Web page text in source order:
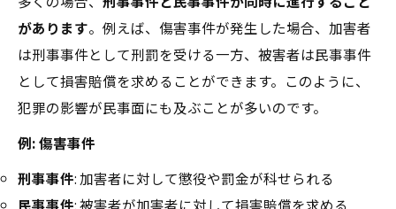
があります。例えば、傷害事件が発生した場合、加害者
は刑事事件として刑罰を受ける一方、被害者は民事事件
として損害賠償を求めることができます。このように、
犯罪の影響が民事面にも及ぶことが多いのです。
例: 傷害事件
刑事事件: 加害者に対して懲役や罰金が科せられる
民事事件: 被害者が加害者に対して損害賠償を求める